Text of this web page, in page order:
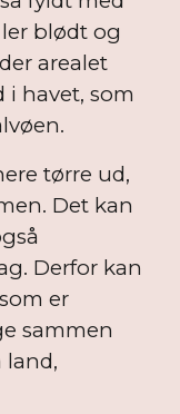
blødt og
arealet
i havet, som
tørre ud,
Det kan
Derfor kan
er
sammen